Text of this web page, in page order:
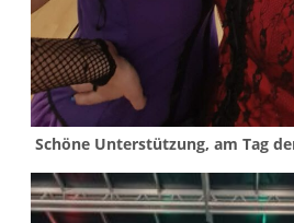
Schöne Unterstützung, am Tag